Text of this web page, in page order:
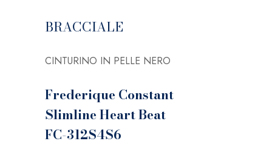
BRACCIALE
CINTURINO IN PELLE NERO
Frederique Constant
Slimline Heart Beat
FC-312S4S6